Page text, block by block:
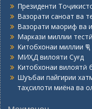
Президенти
Вазорати саноат ва
Вазорати маориф ва
Маркази миллии тестӣ
Китобхонаи миллии ҶТ
МИҲД вилояти Суғд
Китобхонаи вилоятӣ
Шуъбаи пайгирии
таҳсилоти миёна ва